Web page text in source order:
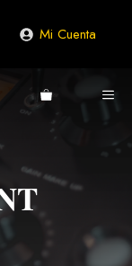
Mi Cuenta